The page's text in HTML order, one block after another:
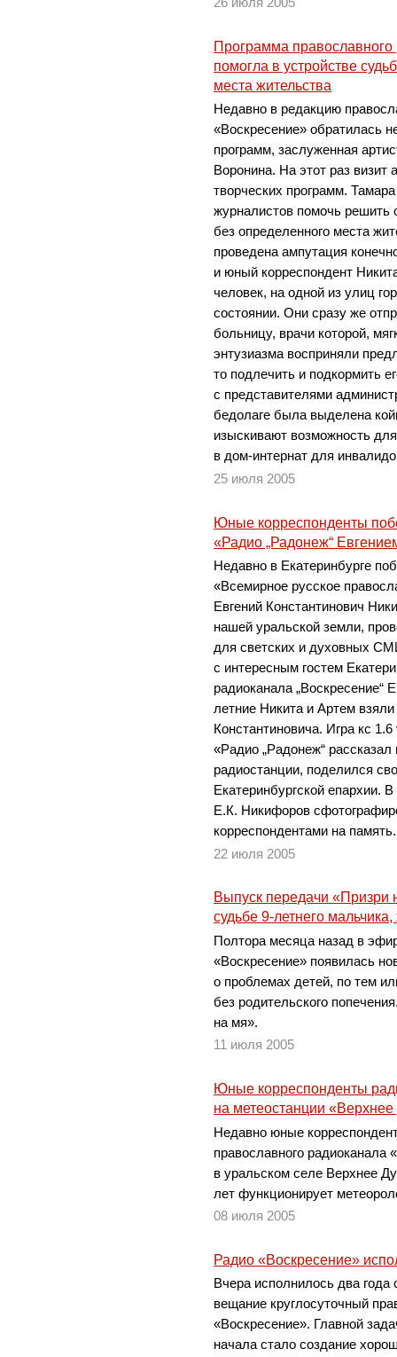
Программа
помогла в устройстве
места жительства
Недавно в редакцию
«Воскресение» обратилась
программ, заслуженная
Воронина. На этот раз
творческих программ.
журналистов помочь решить
без определенного места
проведена ампутация
и юный корреспондент
человек, на одной из улиц
состоянии. Они сразу же
больницу, врачи которой,
энтузиазма восприняли
то подлечить и подкормить
с представителями
бедолаге была выделена
изыскивают возможность
в дом-интернат для
25 июля 2005
Юные корреспонденты
«Радио „Радонеж“
Недавно в Екатеринбурге
«Всемирное русское
Евгений Константинович
нашей уральской земли,
для светских и духовных
с интересным гостем
радиоканала „Воскресение“
летние Никита и Артем
Константиновича. Игра кс
«Радио „Радонеж“
радиостанции, поделился
Екатеринбургской епархии.
Е.К. Никифоров
корреспондентами на память.
22 июля 2005
Выпуск передачи «Призри
судьбе 9-летнего
Полтора месяца назад в
«Воскресение» появилась
о проблемах детей, по тем
без родительского
на мя».
11 июля 2005
Юные корреспонденты
на метеостанции
Недавно юные
православного радиоканала
в уральском селе Верхнее
лет функционирует
08 июля 2005
Радио «Воскресение»
Вчера исполнилось два года
вещание круглосуточный
«Воскресение». Главной
начала стало создание